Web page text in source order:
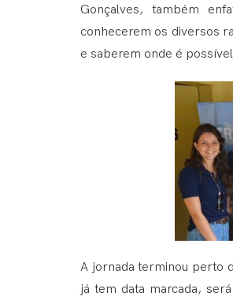
Gonçalves, também
conhecerem os diversos
e saberem onde é
A jornada terminou perto
já tem data marcada,